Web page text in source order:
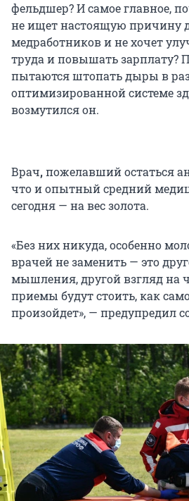
фельдшер? И самое главное,
не ищет настоящую причину
медработников и не хочет
труда и повышать зарплату?
пытаются штопать дыры в
оптимизированной системе
возмутился он.
Врач,пожелавший остаться
что и опытный средний
сегодня — на вес золота.
«Без них никуда, особенно
врачей не заменить — это
мышления, другой взгляд на
приемы будут стоить, как
произойдет», — предупредил